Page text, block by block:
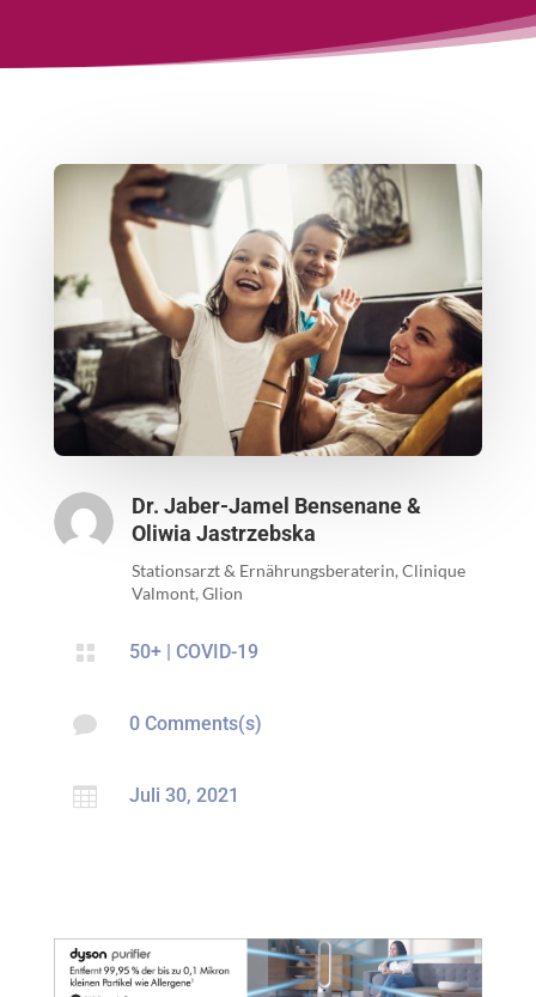
Dr. Jaber-Jamel Bensenane &
Oliwia Jastrzebska
Stationsarzt & Ernährungsberaterin, Clinique
Valmont, Glion
 50+| COVID-19
 0 Comments(s)
 Juli 30, 2021